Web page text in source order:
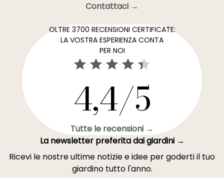
Contattaci →
OLTRE 3700 RECENSIONI CERTIFICATE:
LA VOSTRA ESPERIENZA CONTA
PER NOI
4,4/5
Tutte le recensioni →
La newsletter preferita dai giardini →
Ricevi le nostre ultime notizie e idee per goderti il tuo
giardino tutto l'anno.